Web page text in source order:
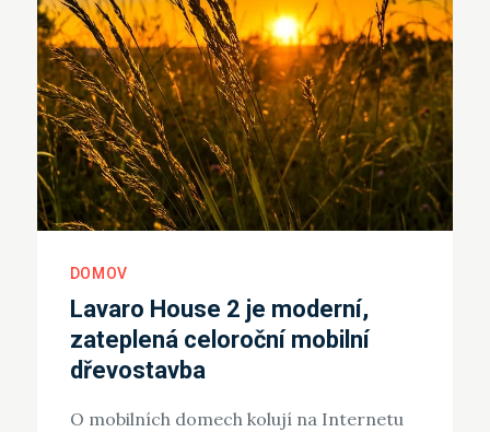
DOMOV
Lavaro House 2 je moderní,
zateplená celoroční mobilní
dřevostavba
O mobilních domech kolují na Internetu